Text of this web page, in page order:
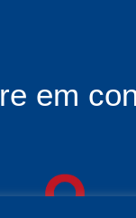
em